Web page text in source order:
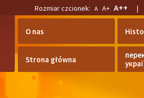
Rozmiar czcionek: A A+ A++ |
O nas
Strona główna